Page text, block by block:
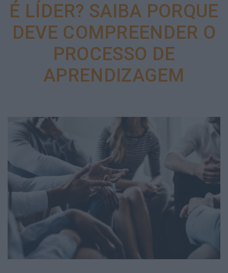
É LÍDER? SAIBA PORQUE
DEVE COMPREENDER O
PROCESSO DE
APRENDIZAGEM